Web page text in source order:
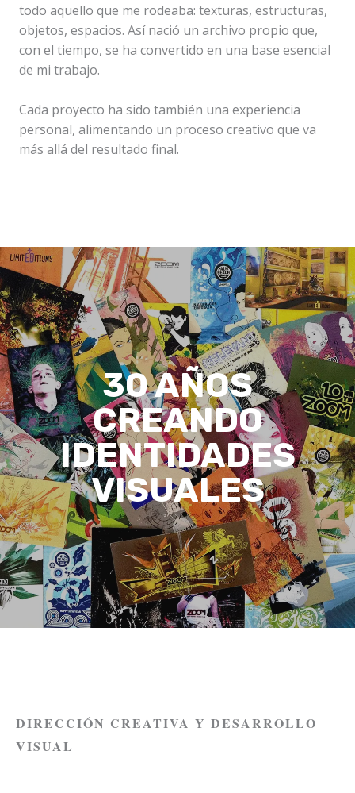
todo aquello que me rodeaba: texturas, estructuras,
objetos, espacios. Así nació un archivo propio que,
con el tiempo, se ha convertido en una base esencial
de mi trabajo.
Cada proyecto ha sido también una experiencia
personal, alimentando un proceso creativo que va
más allá del resultado final.
30 AÑOS
CREANDO
IDENTIDADES
VISUALES
DIRECCIÓN CREATIVA Y DESARROLLO
VISUAL